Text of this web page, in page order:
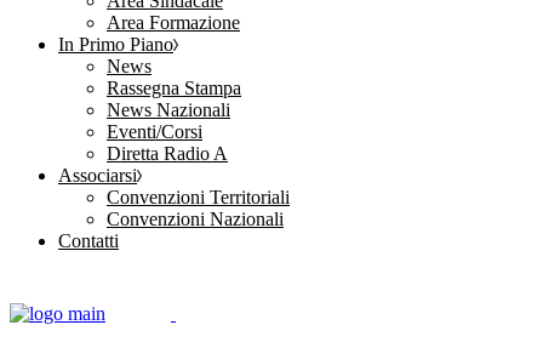
Area Formazione
In Primo Piano
News
Rassegna Stampa
News Nazionali
Eventi/Corsi
Diretta Radio A
Associarsi
Convenzioni Territoriali
Convenzioni Nazionali
Contatti